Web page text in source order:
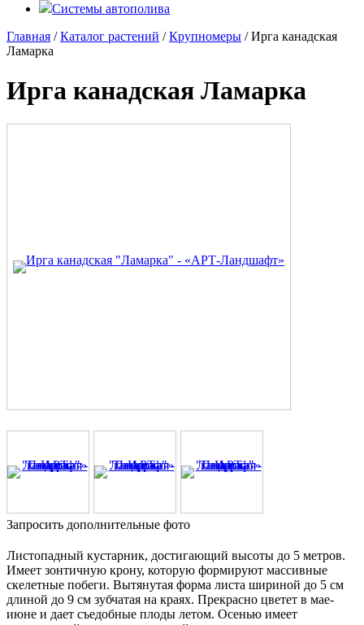
Системы автополива
Главная /Каталог растений /Крупномеры / Ирга канадская
Ламарка
Ирга канадская Ламарка
Запросить дополнительные фото
Листопадный кустарник, достигающий высоты до 5 метров.
Имеет зонтичную крону, которую формируют массивные
скелетные побеги. Вытянутая форма листа шириной до 5 см
длиной до 9 см зубчатая на краях. Прекрасно цветет в мае-
июне и дает съедобные плоды летом. Осенью имеет